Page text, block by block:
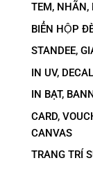
TEM, NHÃN,
BIỂN HỘP
STANDEE,
IN UV,
IN BẠT,
CARD,
CANVAS
TRANG TRÍ